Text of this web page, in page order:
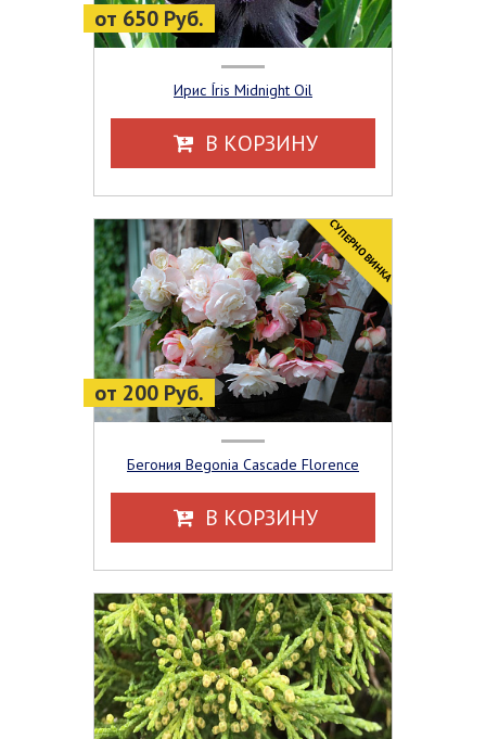
от 650 Руб.
Ирис Íris Midnight Oil
В КОРЗИНУ
от 200 Руб.
СУПЕРНОВИНКА
Бегония Begonia Cascade Florence
В КОРЗИНУ